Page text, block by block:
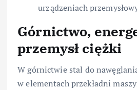
urządzeniach
Górnictwo,
przemysł ciężki
W górnictwie stal do
w elementach przekładni